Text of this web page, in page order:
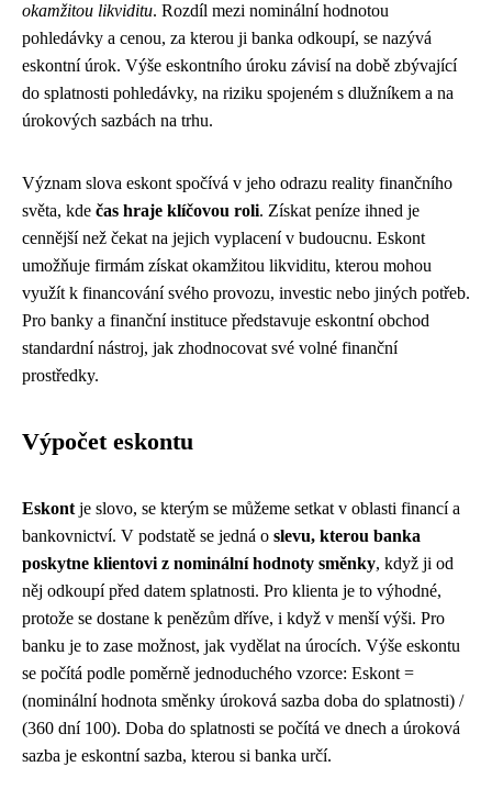
okamžitou likviditu. Rozdíl mezi nominální hodnotou
pohledávky a cenou, za kterou ji banka odkoupí, se nazývá
eskontní úrok. Výše eskontního úroku závisí na době zbývající
do splatnosti pohledávky, na riziku spojeném s dlužníkem a na
úrokových sazbách na trhu.
Význam slova eskont spočívá v jeho odrazu reality finančního
světa, kde čas hraje klíčovou roli. Získat peníze ihned je
cennější než čekat na jejich vyplacení v budoucnu. Eskont
umožňuje firmám získat okamžitou likviditu, kterou mohou
využít k financování svého provozu, investic nebo jiných potřeb.
Pro banky a finanční instituce představuje eskontní obchod
standardní nástroj, jak zhodnocovat své volné finanční
prostředky.
Výpočet eskontu
Eskont je slovo, se kterým se můžeme setkat v oblasti financí a
bankovnictví. V podstatě se jedná o slevu, kterou banka
poskytne klientovi z nominální hodnoty směnky, když ji od
něj odkoupí před datem splatnosti. Pro klienta je to výhodné,
protože se dostane k penězům dříve, i když v menší výši. Pro
banku je to zase možnost, jak vydělat na úrocích. Výše eskontu
se počítá podle poměrně jednoduchého vzorce: Eskont =
(nominální hodnota směnky úroková sazba doba do splatnosti) /
(360 dní 100). Doba do splatnosti se počítá ve dnech a úroková
sazba je eskontní sazba, kterou si banka určí.